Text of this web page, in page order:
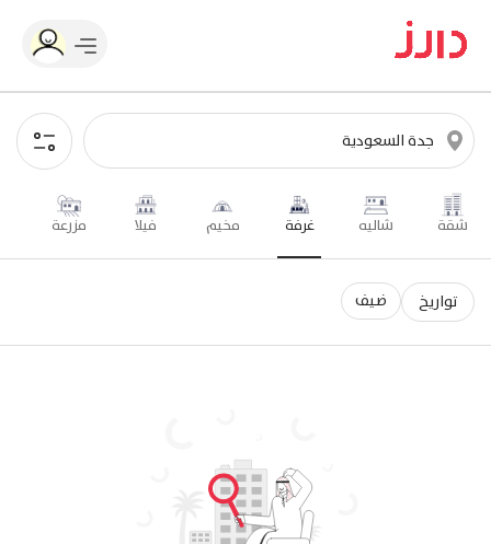
شقة شاليه غرفة مخيم فيلا مزرعة
تواريخ ضيف